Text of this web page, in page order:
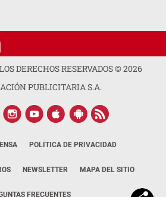
DERECHOS RESERVADOS ©2026
PUBLICITARIA S.A.
POLÍTICA DE PRIVACIDAD
NEWSLETTER MAPA DEL SITIO
FRECUENTES